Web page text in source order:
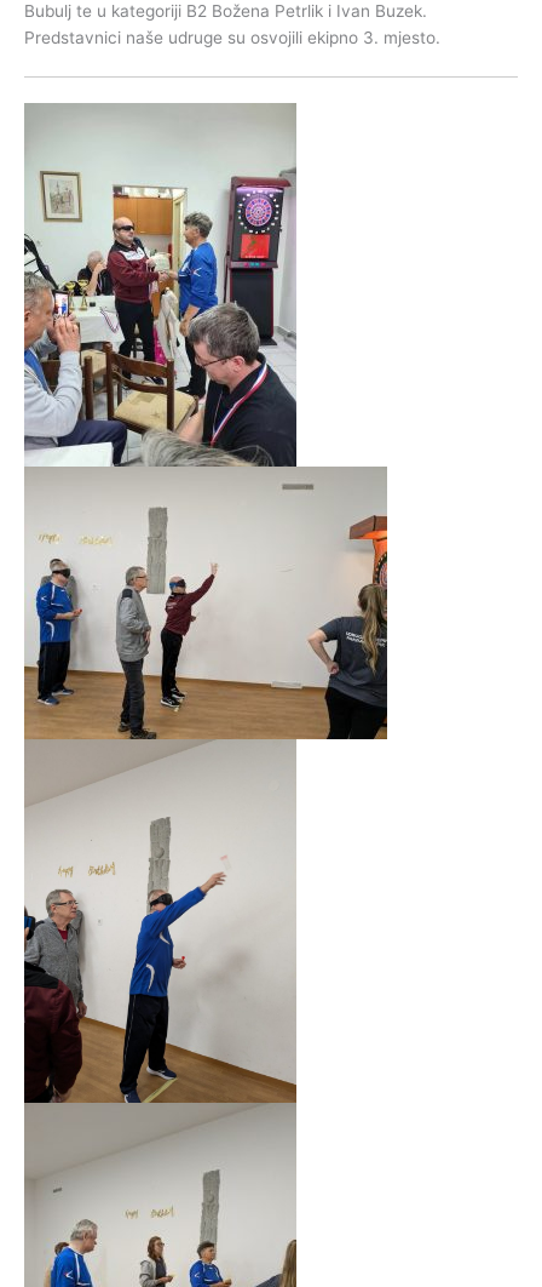
Bubulj te u kategoriji B2 Božena Petrlik i Ivan Buzek.
Predstavnici naše udruge su osvojili ekipno 3. mjesto.